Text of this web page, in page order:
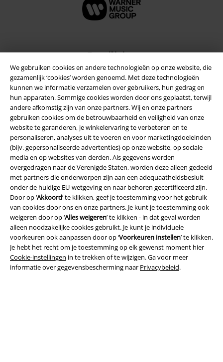
We gebruiken cookies en andere technologieën op onze website, die
gezamenlijk ‘cookies’ worden genoemd. Met deze technologieën
kunnen we informatie verzamelen over gebruikers, hun gedrag en
hun apparaten. Sommige cookies worden door ons geplaatst, terwijl
andere afkomstig zijn van onze partners. Wij en onze partners
gebruiken cookies om de betrouwbaarheid en veiligheid van onze
website te garanderen, je winkelervaring te verbeteren en te
personaliseren, analyses uit te voeren en voor marketingdoeleinden
(bijv. gepersonaliseerde advertenties) op onze website, op sociale
media en op websites van derden. Als gegevens worden
overgedragen naar de Verenigde Staten, worden deze alleen gedeeld
met partners die onderworpen zijn aan een adequaatheidsbesluit
onder de huidige EU-wetgeving en naar behoren gecertificeerd zijn.
Door op ‘Akkoord’ te klikken, geef je toestemming voor het gebruik
van cookies door ons en onze partners. Je kunt je toestemming ook
weigeren door op ‘Alles weigeren’ te klikken - in dat geval worden
alleen noodzakelijke cookies gebruikt. Je kunt je individuele
voorkeuren ook aanpassen door op ‘Voorkeuren instellen’ te klikken.
Je hebt het recht om je toestemming op elk gewenst moment hier
Cookie-instellingen in te trekken of te wijzigen. Ga voor meer
informatie over gegevensbescherming naar Privacybeleid.
Beveiliging
Legal
Algemene Voorwaarden
Bedrijfsgegevens
Privacyverklaring